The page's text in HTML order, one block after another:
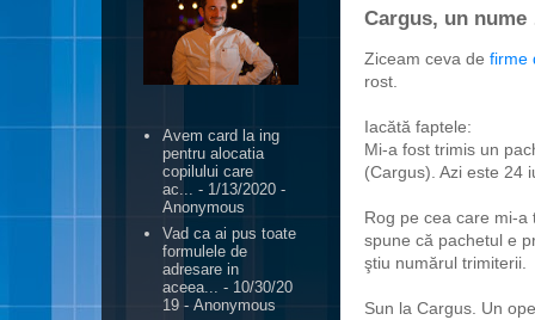
Cargus, un
Ziceam ceva de firme
rost.
Iacătă faptele:
Mi-a fost trimis un
(Cargus). Azi este 24
Rog pe cea care mi-a
spune că pachetul e
ştiu numărul trimiterii.
Sun la Cargus. Un
Avem card la ing
pentru alocatia
copilului care
ac... - 1/13/2020 -
Anonymous
Vad ca ai pus toate
formulele de
adresare in
aceea...
- 10/30/20
19 - Anonymous